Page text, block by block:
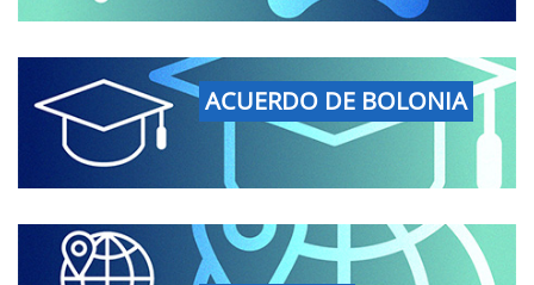
ACUERDO DE BOLONIA